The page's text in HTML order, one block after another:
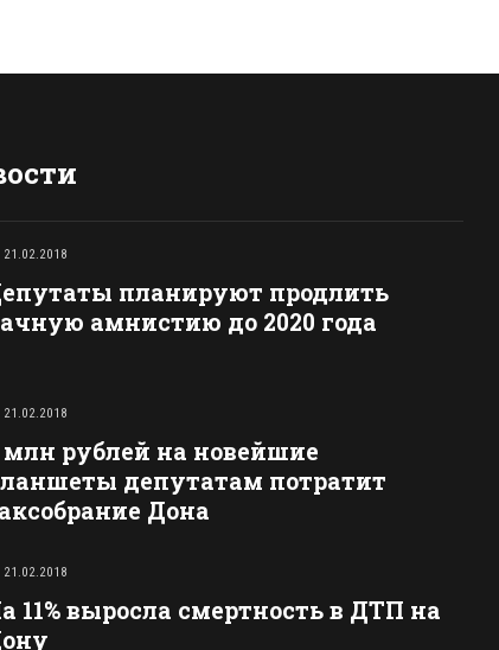
21.02.2018
планируют продлить
амнистию до 2020 года
21.02.2018
млн рублей на новейшие
депутатам потратит
Дона
21.02.2018
11% выросла смертность в ДТП на